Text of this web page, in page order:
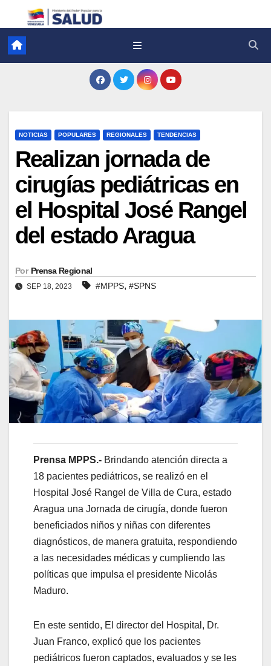
NOTICIAS POPULARES REGIONALES TENDENCIAS
Realizan jornada de
cirugías pediátricas en
el Hospital José Rangel
del estado Aragua
Por Prensa Regional
SEP 18, 2023 #MPPS, #SPNS
Prensa MPPS.- Brindando atención directa a
18 pacientes pediátricos, se realizó en el
Hospital José Rangel de Villa de Cura, estado
Aragua una Jornada de cirugía, donde fueron
beneficiados niños y niñas con diferentes
diagnósticos, de manera gratuita, respondiendo
a las necesidades médicas y cumpliendo las
políticas que impulsa el presidente Nicolás
Maduro.
En este sentido, El director del Hospital, Dr.
Juan Franco, explicó que los pacientes
pediátricos fueron captados, evaluados y se les